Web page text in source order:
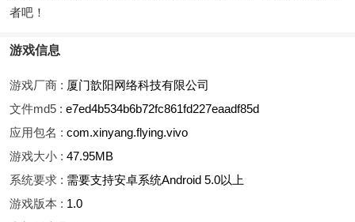
者吧！
游戏信息
游戏厂商 : 厦门歆阳网络科技有限公司
文件md5 : e7ed4b534b6b72fc861fd227eaadf85d
应用包名 : com.xinyang.flying.vivo
游戏大小 : 47.95MB
系统要求 : 需要支持安卓系统Android 5.0以上
游戏版本 : 1.0